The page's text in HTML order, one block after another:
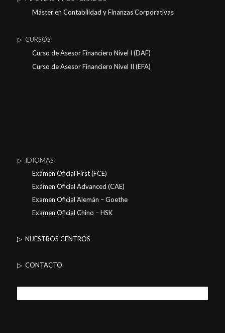
Máster en Contabilidad y Finanzas Corporativas
▷ CURSOS
Curso de Asesor Financiero Nivel I (DAF)
Curso de Asesor Financiero Nivel II (EFA)
▷ IDIOMAS
Exámen Oficial First (FCE)
Exámen Oficial Advanced (CAE)
Examen Oficial Alemán – Goethe
Examen Oficial Chino – HSK
▷ NUESTROS CENTROS
▷ CONTACTO